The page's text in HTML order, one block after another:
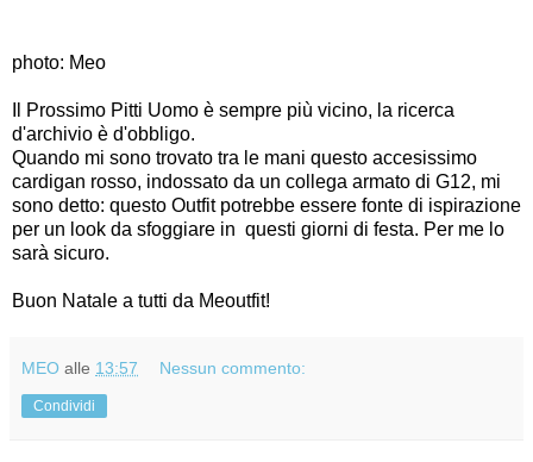
photo: Meo
Il Prossimo Pitti Uomo è sempre più vicino, la ricerca
d'archivio è d'obbligo.
Quando mi sono trovato tra le mani questo accesissimo
cardigan rosso, indossato da un collega armato di G12, mi
sono detto: questo Outfit potrebbe essere fonte di ispirazione
per un look da sfoggiare in questi giorni di festa. Per me lo
sarà sicuro.
Buon Natale a tutti da Meoutfit!
MEO alle 13:57 Nessun commento:
Condividi